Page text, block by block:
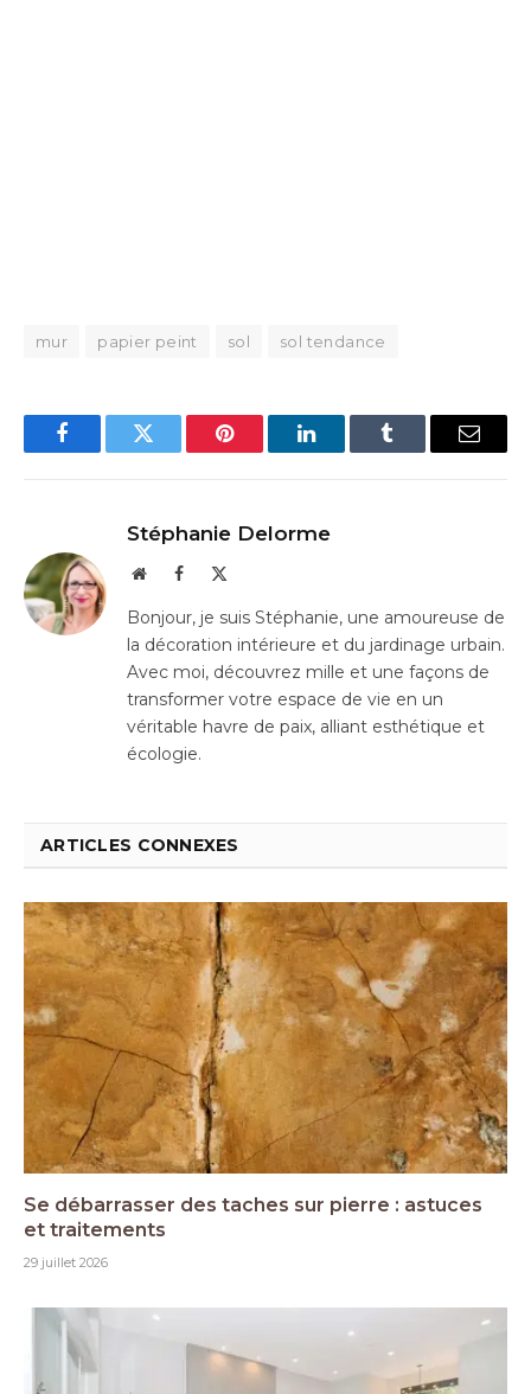
mur papier peint sol sol tendance
FacebookTwitter Pinterest LinkedInTumblr Email
Stéphanie Delorme
WebsiteFacebook
Bonjour, je suis Stéphanie, une amoureuse de
la décoration intérieure et du jardinage urbain.
Avec moi, découvrez mille et une façons de
transformer votre espace de vie en un
véritable havre de paix, alliant esthétique et
écologie.
ARTICLES CONNEXES
Se débarrasser des taches sur pierre : astuces
et traitements
29 juillet 2026